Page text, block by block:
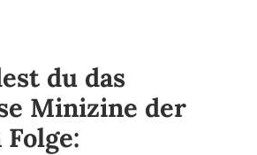
du das
Minizine der